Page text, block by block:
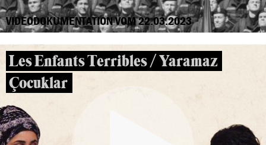
VIDEODOKUMENTATION VOM 22.03.2023
Les Enfants Terribles / Yaramaz
Çocuklar